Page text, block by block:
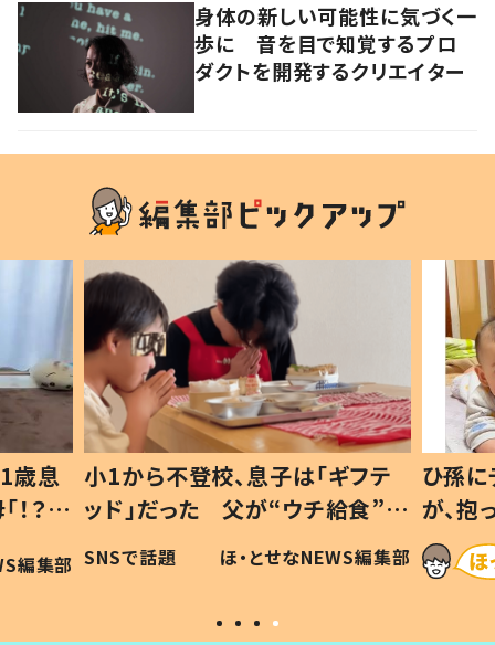
身体の新しい可能性に気づく一
歩に 音を目で知覚するプロ
ダクトを開発するクリエイター
歳息
？」
編集部
小1から不登校、息子は「ギフテ
ッド」だった 父が“ウチ給食”を
作り続ける理由とは #令和の親
#令和の子
SNSで話題 ほ・とせなNEWS編集部
ひ孫
が、
「涙が
い」